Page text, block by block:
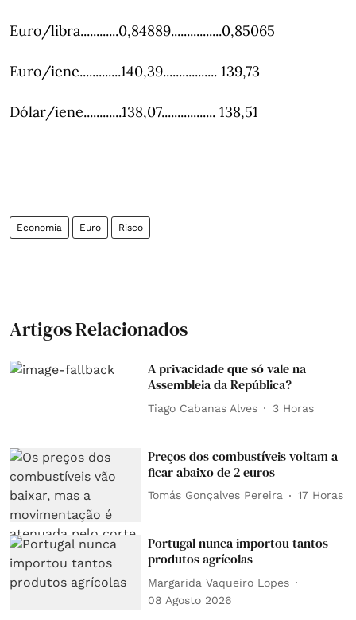
Euro/libra............0,84889................0,85065
Euro/iene.............140,39................. 139,73
Dólar/iene............138,07................. 138,51
Economia Euro Risco
Artigos Relacionados
A privacidade que só vale na
Assembleia da República?
Tiago Cabanas Alves 3 Horas
Preços dos combustíveis voltam a
ficar abaixo de 2 euros
Tomás Gonçalves Pereira 17 Horas
Portugal nunca importou tantos
produtos agrícolas
Margarida Vaqueiro Lopes
08 Agosto 2026